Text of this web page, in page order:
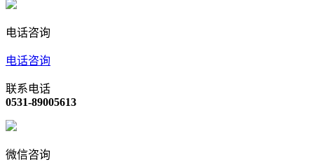
电话咨询
电话咨询
联系电话
0531-89005613
微信咨询